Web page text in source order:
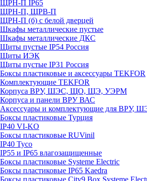
ЩРН-П IP65
ЩРН-П, ЩРВ-П
ЩРН-П (б) с белой дверцей
Шкафы металлические пустые
Шкафы металлические ДКС
Щиты пустые IP54 Россия
Щиты ИЭК
Щиты пустые IP31 Россия
Боксы пластиковые и аксессуары TEKFOR
Комплектующие TEKFOR
Корпуса ВРУ, ШЭС, ЩО, ЩЭ, УЭРМ
Корпуса и панели ВРУ ВАС
Аксессуары и комплектующие для
Боксы пластиковые Турция
IP40 VI-KO
Боксы пластиковые RUVinil
IP40 Тусо
IP55 и IP65 влагозащищенные
Боксы пластиковые Systeme Electric
Боксы пластиковые IP65 Kaedra
Боксы пластиковые City9 Box Systeme